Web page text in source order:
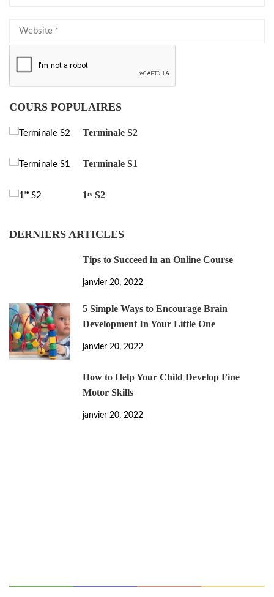
COURS POPULAIRES
Terminale S2
Terminale S1
1ʳᵉ S2
DERNIERS ARTICLES
Tips to Succeed in an Online Course
janvier 20, 2022
5 Simple Ways to Encourage Brain
Development In Your Little One
janvier 20, 2022
How to Help Your Child Develop Fine
Motor Skills
janvier 20, 2022